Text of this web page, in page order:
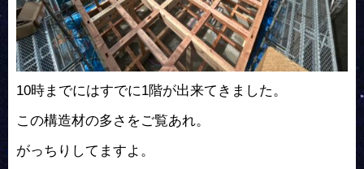
10時までにはすでに1階が出来てきました。
この構造材の多さをご覧あれ。
がっちりしてますよ。